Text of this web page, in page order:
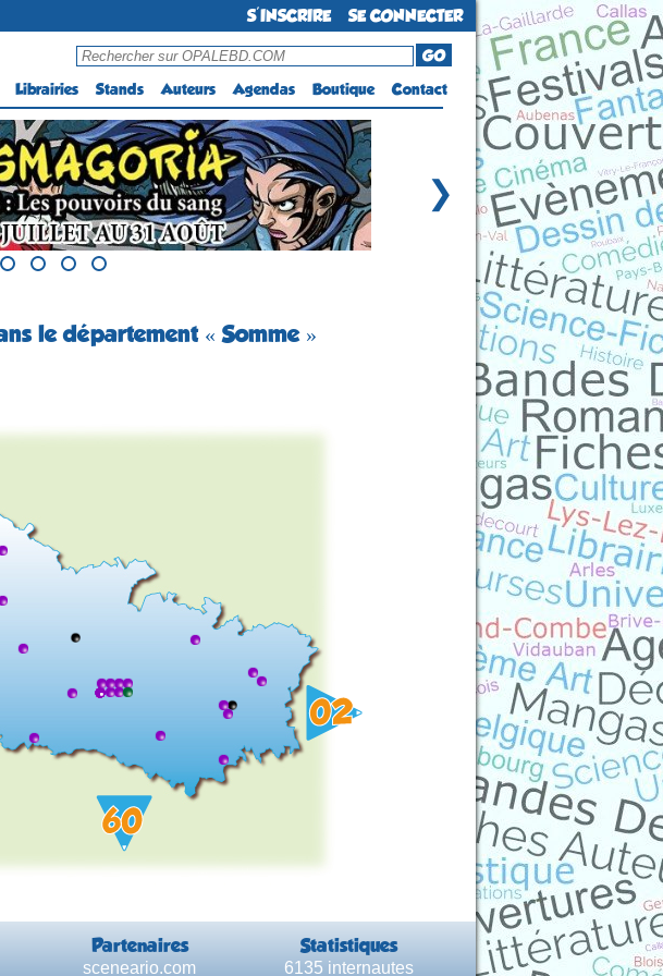
S'INSCRIRE
SE CONNECTER
GO
Librairies Stands Auteurs Agendas Boutique Contact
❯
le département « Somme »
Partenaires Statistiques
sceneario.com 6135 internautes